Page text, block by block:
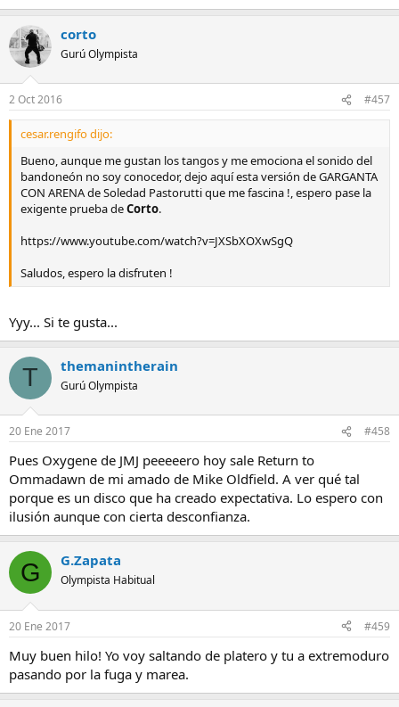
corto
Gurú Olympista
2 Oct 2016 #457
cesar.rengifo dijo:
Bueno, aunque me gustan los tangos y me emociona el sonido del
bandoneón no soy conocedor, dejo aquí esta versión de GARGANTA
CON ARENA de Soledad Pastorutti que me fascina !, espero pase la
exigente prueba deCorto.
https://www.youtube.com/watch?v=JXSbXOXwSgQ
Saludos, espero la disfruten !
Yyy... Si te gusta...
T themanintherain
Gurú Olympista
20 Ene 2017 #458
Pues Oxygene de JMJ peeeeero hoy sale Return to
Ommadawn de mi amado de Mike Oldfield. A ver qué tal
porque es un disco que ha creado expectativa. Lo espero con
ilusión aunque con cierta desconfianza.
G G.Zapata
Olympista Habitual
20 Ene 2017 #459
Muy buen hilo! Yo voy saltando de platero y tu a extremoduro
pasando por la fuga y marea.